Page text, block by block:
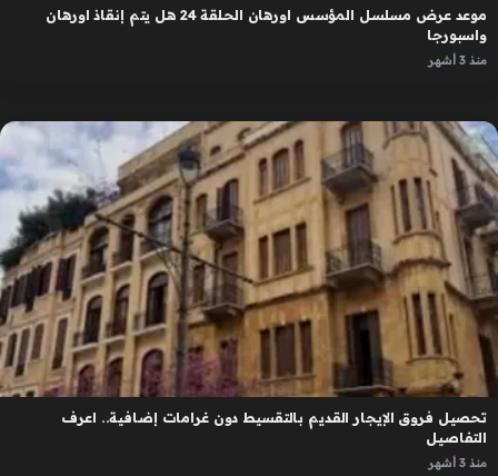
موعد عرض مسلسل المؤسس اورهان الحلقة 24 هل يتم إنقاذ اورهان
واسبورجا
منذ 3 أشهر
تحصيل فروق الإيجار القديم بالتقسيط دون غرامات إضافية.. اعرف
التفاصيل
منذ 3 أشهر